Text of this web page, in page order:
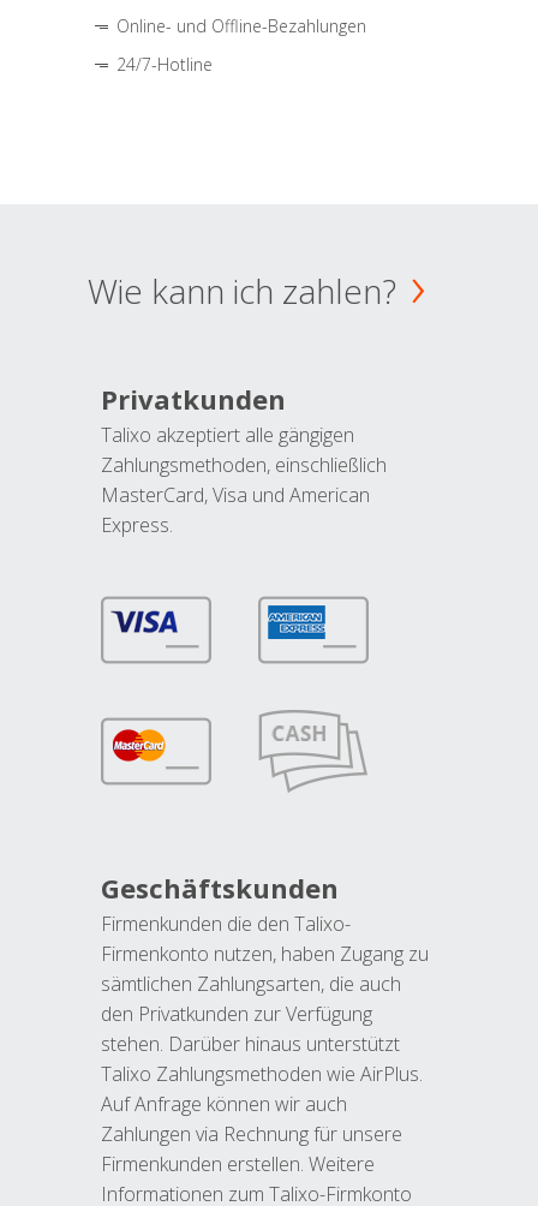
Online- und Offline-Bezahlungen
24/7-Hotline
Wie kann ich zahlen?
Privatkunden
Talixo akzeptiert alle gängigen
Zahlungsmethoden, einschließlich
MasterCard, Visa und American
Express.
Geschäftskunden
Firmenkunden die den Talixo-
Firmenkonto nutzen, haben Zugang zu
sämtlichen Zahlungsarten, die auch
den Privatkunden zur Verfügung
stehen. Darüber hinaus unterstützt
Talixo Zahlungsmethoden wie AirPlus.
Auf Anfrage können wir auch
Zahlungen via Rechnung für unsere
Firmenkunden erstellen. Weitere
Informationen zum Talixo-Firmkonto